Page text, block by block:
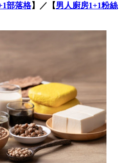
部落格】／【男人廚房1+1粉絲